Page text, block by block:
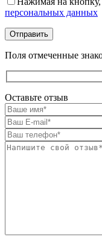
персональных данных
Поля отмеченные
Оставьте отзыв